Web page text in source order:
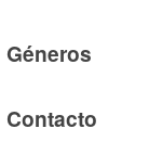
Géneros
Contacto